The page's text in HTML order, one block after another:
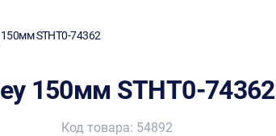
STHT0-74362
150мм STHT0-74362
Код товара: 54892